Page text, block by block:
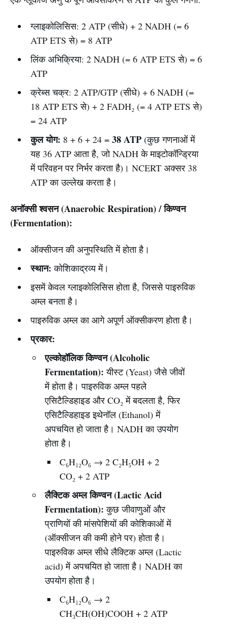
ग्लाइकोलिसिस: 2 ATP (सीधे) + 2 NADH (= 6
ATP ETS से) = 8 ATP
लिंक अभिक्रिया: 2 NADH (= 6 ATP ETS से) = 6
ATP
क्रेब्स चक्र: 2 ATP/GTP (सीधे) + 6 NADH (=
18 ATP ETS से) + 2 FADH₂ (= 4 ATP ETS से)
= 24 ATP
कुल योग: 8 + 6 + 24 = 38 ATP(कुछ गणनाओं में
यह 36 ATP आता है, जो NADH के माइटोकॉन्ड्रिया
में परिवहन पर निर्भर करता है)। NCERT अक्सर 38
ATP का उल्लेख करता है।
अनॉक्सी श्वसन (Anaerobic Respiration) / किण्वन
(Fermentation):
ऑक्सीजन की अनुपस्थिति में होता है।
स्थान: कोशिकाद्रव्य में।
इसमें केवल ग्लाइकोलिसिस होता है, जिससे पाइरुविक
अम्ल बनता है।
पाइरुविक अम्ल का आगे अपूर्ण ऑक्सीकरण होता है।
प्रकार:
एल्कोहॉलिक किण्वन (Alcoholic
Fermentation): यीस्ट (Yeast) जैसे जीवों
में होता है। पाइरुविक अम्ल पहले
एसिटैल्डिहाइड और CO₂ में बदलता है, फिर
एसिटैल्डिहाइड इथेनॉल (Ethanol) में
अपचयित हो जाता है। NADH का उपयोग
होता है।
C₆H₁₂O₆ → 2 C₂H₅OH + 2
CO₂ + 2 ATP
लैक्टिक अम्ल किण्वन (Lactic Acid
Fermentation): कुछ जीवाणुओं और
प्राणियों की मांसपेशियों की कोशिकाओं में
(ऑक्सीजन की कमी होने पर) होता है।
पाइरुविक अम्ल सीधे लैक्टिक अम्ल (Lactic
acid) में अपचयित हो जाता है। NADH का
उपयोग होता है।
C₆H₁₂O₆ → 2
CH₃CH(OH)COOH + 2 ATP